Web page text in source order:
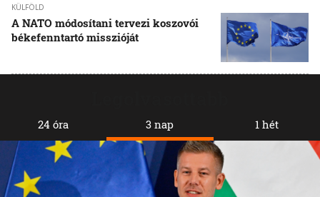
KÜLFÖLD
A NATO módosítani tervezi koszovói
békefenntartó misszióját
24 óra 3 nap 1 hét